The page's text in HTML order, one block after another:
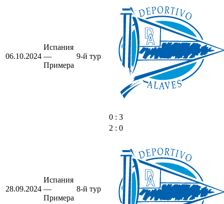
06.10.2024
Испания
—
Примера
9-й тур
0 : 3
28.09.2024
Испания
—
Примера
8-й тур
2 : 0